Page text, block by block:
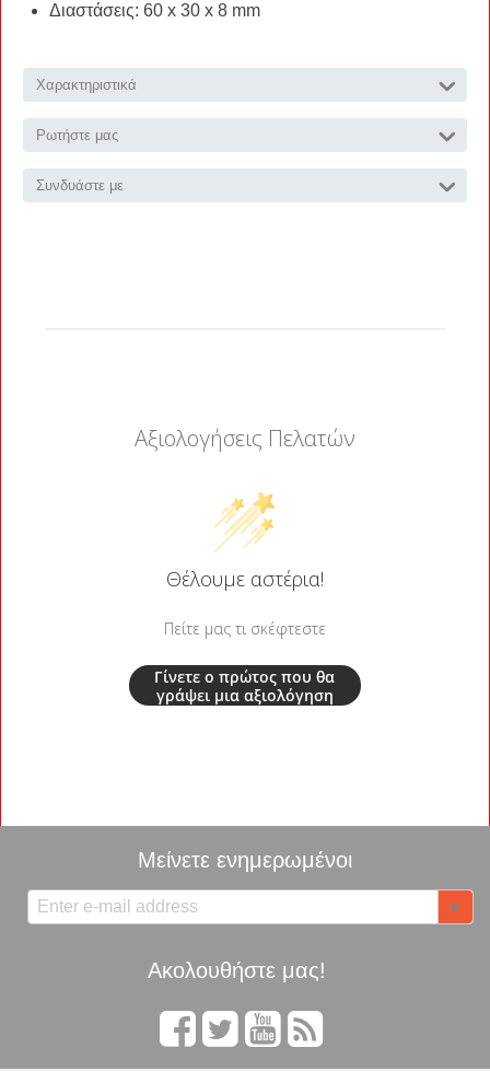
Διαστάσεις: 60 x 30 x 8 mm
Χαρακτηριστικά
Ρωτήστε μας
Συνδυάστε με
Αξιολογήσεις Πελατών
Θέλουμε αστέρια!
Πείτε μας τι σκέφτεστε
Γίνετε ο πρώτος που θα
γράψει μια αξιολόγηση
Μείνετε ενημερωμένοι
Ακολουθήστε μας!